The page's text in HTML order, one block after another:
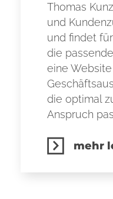
Thomas
und
und findet
die
eine
die optimal
Anspruch
mehr